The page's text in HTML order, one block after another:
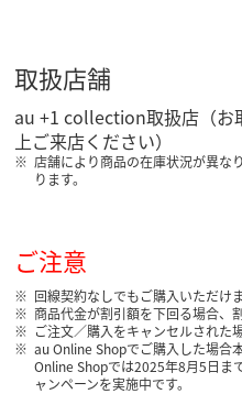
取扱店舗
au +1 collection取扱店（お
上ご来店ください）
店舗により商品の在庫状況が異な
ります。
ご注意
回線契約なしでもご購入いただけま
商品代金が割引額を下回る場合、
ご注文／購入をキャンセルされた
au Online Shopでご購入した場合
Online Shopでは2025年8月5日ま
ャンペーンを実施中です。